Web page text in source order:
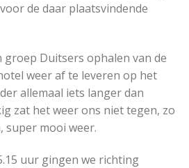
de daar plaatsvindende
groep Duitsers ophalen van de
weer af te leveren op het
allemaal iets langer dan
zat het weer ons niet tegen, zo
super mooi weer.
uur gingen we richting